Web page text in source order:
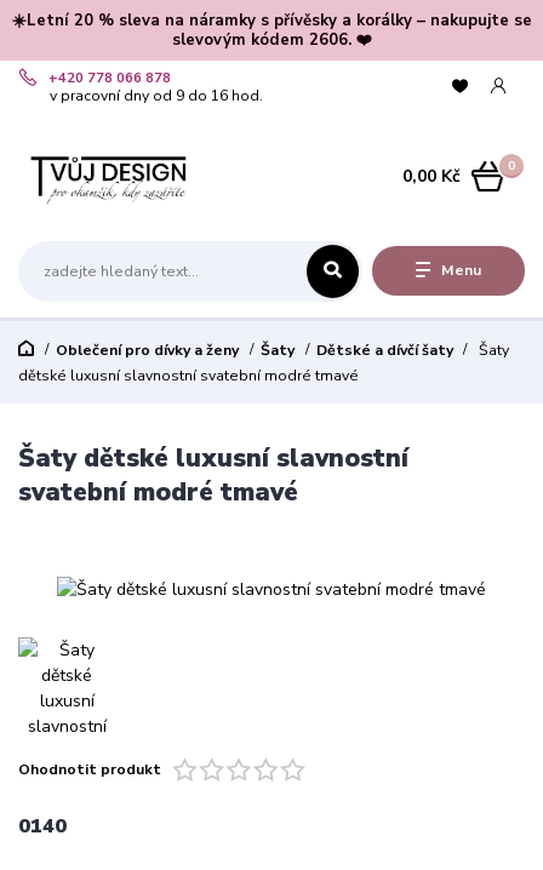
☀️Letní 20 % sleva na náramky s přívěsky a korálky – nakupujte se
slevovým kódem 2606. ❤️
Menu
+420 778 066 878
v pracovní dny od 9 do 16 hod.
0
0,00 Kč
Oblečení pro dívky a ženy Šaty Dětské a dívčí šaty
Šaty
dětské luxusní slavnostní svatební modré tmavé
Šaty dětské luxusní slavnostní
svatební modré tmavé
Ohodnotit produkt
0140